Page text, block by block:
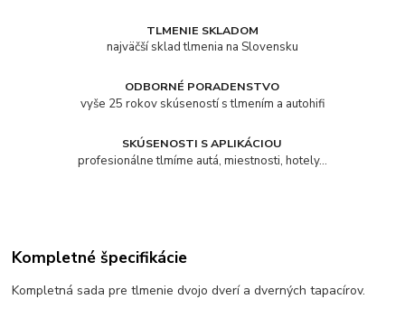
TLMENIE SKLADOM
najväčší sklad tlmenia na Slovensku
ODBORNÉ PORADENSTVO
vyše 25 rokov skúseností s tlmením a autohifi
SKÚSENOSTI S APLIKÁCIOU
profesionálne tlmíme autá, miestnosti, hotely...
Kompletné špecifikácie
Kompletná sada pre tlmenie dvojo dverí a dverných tapacírov.